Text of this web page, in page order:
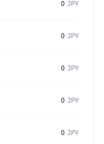
0 JPY
0 JPY
0 JPY
0 JPY
0 JPY